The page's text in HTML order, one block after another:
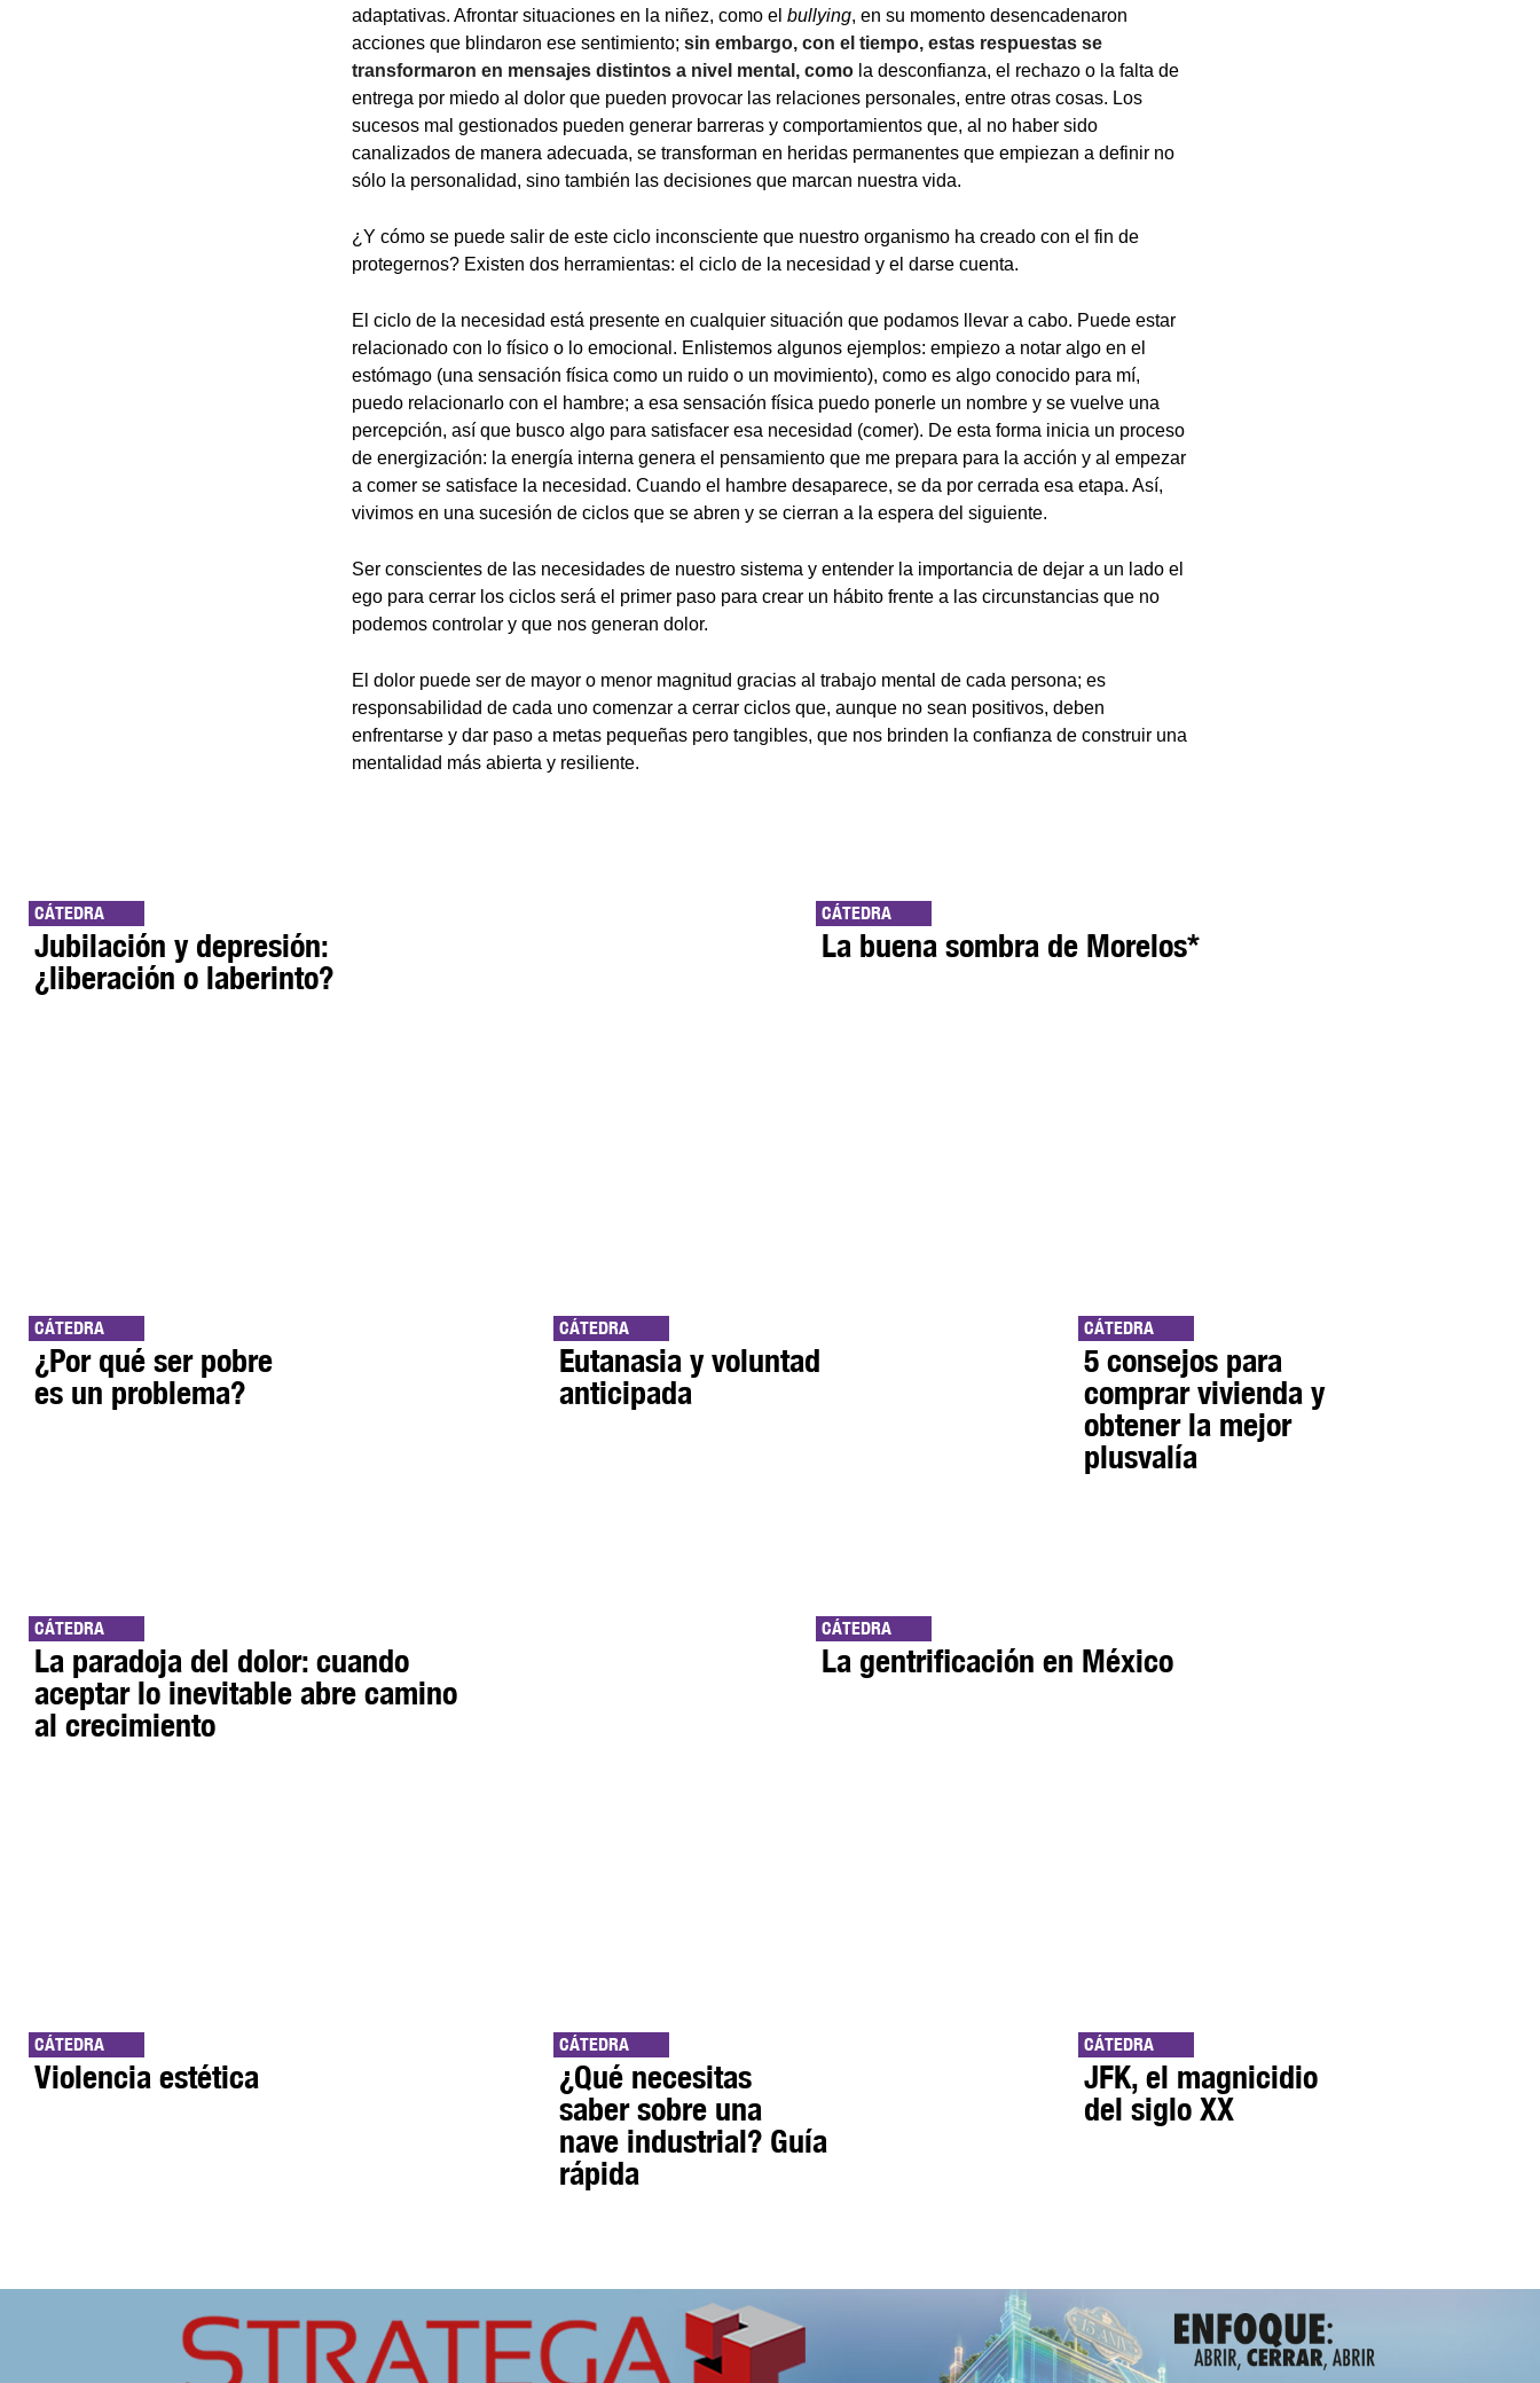
adaptativas. Afrontar situaciones en la niñez, como el bullying, en su momento desencadenaron
acciones que blindaron ese sentimiento; sin embargo, con el tiempo, estas respuestas se
transformaron en mensajes distintos a nivel mental, como la desconfianza, el rechazo o la falta de
entrega por miedo al dolor que pueden provocar las relaciones personales, entre otras cosas. Los
sucesos mal gestionados pueden generar barreras y comportamientos que, al no haber sido
canalizados de manera adecuada, se transforman en heridas permanentes que empiezan a definir no
sólo la personalidad, sino también las decisiones que marcan nuestra vida.
¿Y cómo se puede salir de este ciclo inconsciente que nuestro organismo ha creado con el fin de
protegernos? Existen dos herramientas: el ciclo de la necesidad y el darse cuenta.
El ciclo de la necesidad está presente en cualquier situación que podamos llevar a cabo. Puede estar
relacionado con lo físico o lo emocional. Enlistemos algunos ejemplos: empiezo a notar algo en el
estómago (una sensación física como un ruido o un movimiento), como es algo conocido para mí,
puedo relacionarlo con el hambre; a esa sensación física puedo ponerle un nombre y se vuelve una
percepción, así que busco algo para satisfacer esa necesidad (comer). De esta forma inicia un proceso
de energización: la energía interna genera el pensamiento que me prepara para la acción y al empezar
a comer se satisface la necesidad. Cuando el hambre desaparece, se da por cerrada esa etapa. Así,
vivimos en una sucesión de ciclos que se abren y se cierran a la espera del siguiente.
Ser conscientes de las necesidades de nuestro sistema y entender la importancia de dejar a un lado el
ego para cerrar los ciclos será el primer paso para crear un hábito frente a las circunstancias que no
podemos controlar y que nos generan dolor.
El dolor puede ser de mayor o menor magnitud gracias al trabajo mental de cada persona; es
responsabilidad de cada uno comenzar a cerrar ciclos que, aunque no sean positivos, deben
enfrentarse y dar paso a metas pequeñas pero tangibles, que nos brinden la confianza de construir una
mentalidad más abierta y resiliente.
CÁTEDRA
Jubilación y depresión:
¿liberación o laberinto?
CÁTEDRA
La buena sombra de Morelos*
CÁTEDRA
¿Por qué ser pobre
es un problema?
CÁTEDRA
Eutanasia y voluntad
anticipada
CÁTEDRA
5 consejos para
comprar vivienda y
obtener la mejor
plusvalía
CÁTEDRA
La paradoja del dolor: cuando
aceptar lo inevitable abre camino
al crecimiento
CÁTEDRA
La gentrificación en México
CÁTEDRA
Violencia estética
CÁTEDRA
¿Qué necesitas
saber sobre una
nave industrial? Guía
rápida
CÁTEDRA
JFK, el magnicidio
del siglo XX